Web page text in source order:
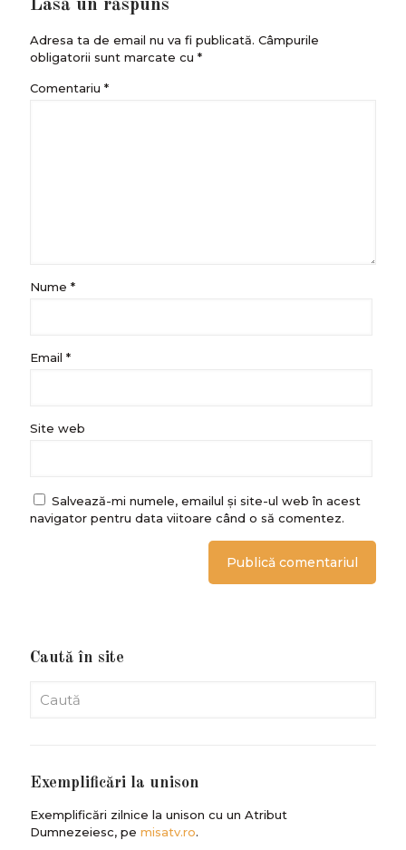
Lasă un răspuns
Adresa ta de email nu va fi publicată. Câmpurile
obligatorii sunt marcate cu *
Comentariu *
Nume *
Email *
Site web
Salvează-mi numele, emailul și site-ul web în acest
navigator pentru data viitoare când o să comentez.
Caută în site
Exemplificări la unison
Exemplificări zilnice la unison cu un Atribut
Dumnezeiesc, pe misatv.ro.